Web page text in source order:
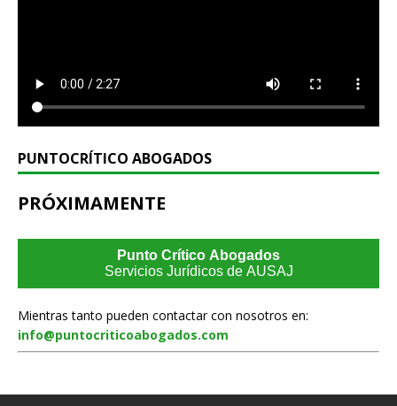
PUNTOCRÍTICO ABOGADOS
PRÓXIMAMENTE
Punto Crítico Abogados
Servicios Jurídicos de AUSAJ
Mientras tanto pueden contactar con nosotros en:
info@puntocriticoabogados.com